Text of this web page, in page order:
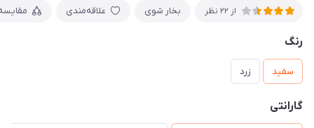
از 22 نظر بخار شوی علاقه‌مندی
رنگ
سفید زرد
گارانتی